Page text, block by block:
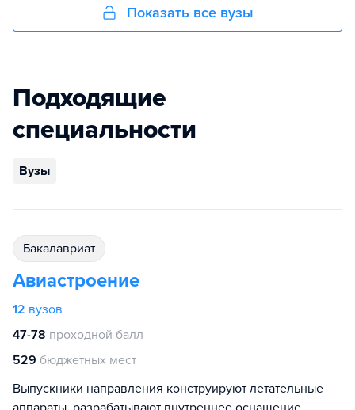
Показать все вузы
Подходящие
специальности
Вузы
бакалавриат
Авиастроение
12 вузов
47-78 проходной балл
529 бюджетных мест
Выпускники направления конструируют летательные